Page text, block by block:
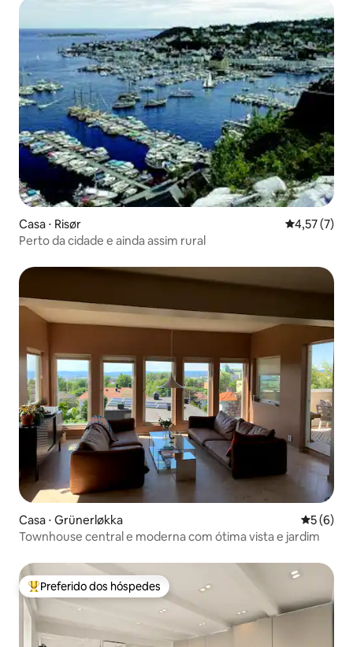
Casa ⋅ Risør 4,57 de
4,57 (7)
Perto da cidade e ainda assim rural
Casa ⋅ Grünerløkka 5 de
5 (6)
Townhouse central e moderna com ótima vista e jardim
Entre os melhores preferidos dos hóspedes
Preferido dos hóspedes